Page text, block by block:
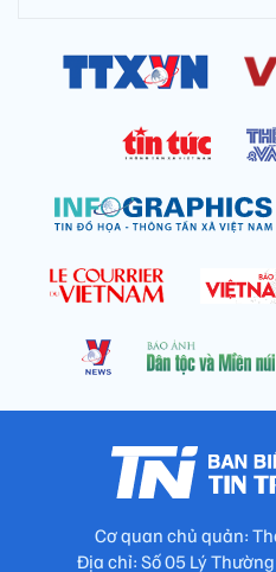
Cơ quan chủ quản:
Địa chỉ: Số 05 Lý